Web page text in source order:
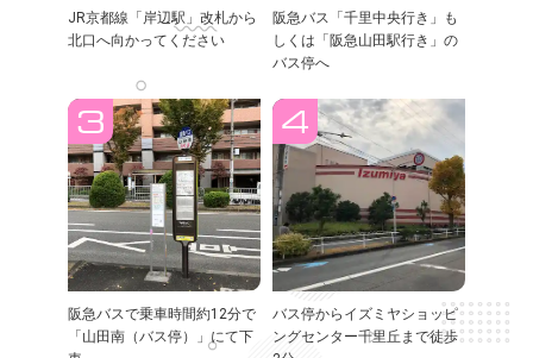
JR京都線「岸辺駅」改札から
北口へ向かってください
阪急バス「千里中央行き」も
しくは「阪急山田駅行き」の
バス停へ
阪急バスで乗車時間約12分で
「山田南（バス停）」にて下
バス停からイズミヤショッピ
ングセンター千里丘まで徒歩